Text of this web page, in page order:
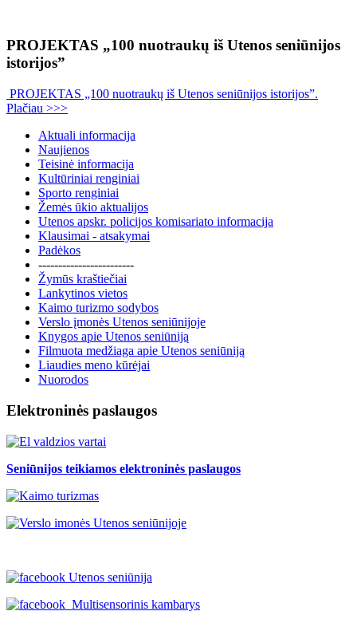
PROJEKTAS „100 nuotraukų iš Utenos seniūnijos
istorijos”
PROJEKTAS „100 nuotraukų iš Utenos seniūnijos istorijos”.
Plačiau >>>
Aktuali informacija
Naujienos
Teisinė informacija
Kultūriniai renginiai
Sporto renginiai
Žemės ūkio aktualijos
Utenos apskr. policijos komisariato informacija
Klausimai - atsakymai
Padėkos
------------------------
Žymūs kraštiečiai
Lankytinos vietos
Kaimo turizmo sodybos
Verslo įmonės Utenos seniūnijoje
Knygos apie Utenos seniūniją
Filmuota medžiaga apie Utenos seniūniją
Liaudies meno kūrėjai
Nuorodos
Elektroninės paslaugos
Seniūnijos teikiamos elektroninės paslaugos
Utenos seniūnija
Multisensorinis kambarys